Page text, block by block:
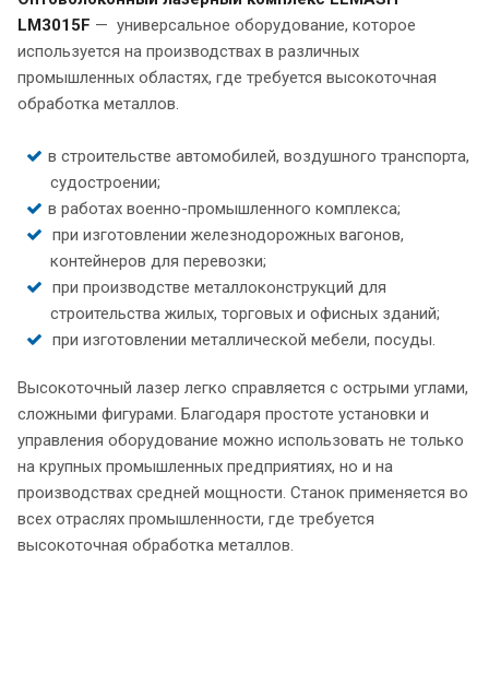
LM3015F — универсальное оборудование, которое
используется на производствах в различных
промышленных областях, где требуется высокоточная
обработка металлов.
в строительстве автомобилей, воздушного транспорта,
судостроении;
в работах военно-промышленного комплекса;
при изготовлении железнодорожных вагонов,
контейнеров для перевозки;
при производстве металлоконструкций для
строительства жилых, торговых и офисных зданий;
при изготовлении металлической мебели, посуды.
Высокоточный лазер легко справляется с острыми углами,
сложными фигурами. Благодаря простоте установки и
управления оборудование можно использовать не только
на крупных промышленных предприятиях, но и на
производствах средней мощности. Станок применяется во
всех отраслях промышленности, где требуется
высокоточная обработка металлов.